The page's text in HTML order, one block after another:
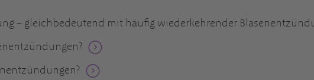
– gleichbedeutend mit häufig wiederkehrender